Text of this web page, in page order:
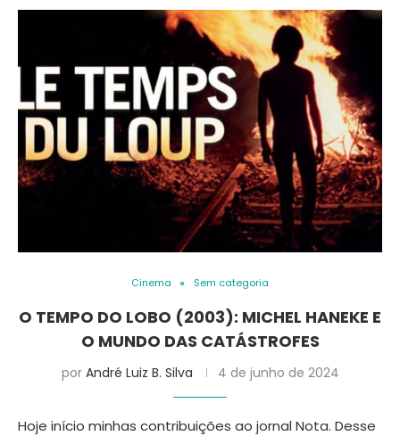
Cinema Sem categoria
O TEMPO DO LOBO (2003): MICHEL HANEKE E
O MUNDO DAS CATÁSTROFES
por André Luiz B. Silva 4 de junho de 2024
Hoje início minhas contribuições ao jornal Nota. Desse